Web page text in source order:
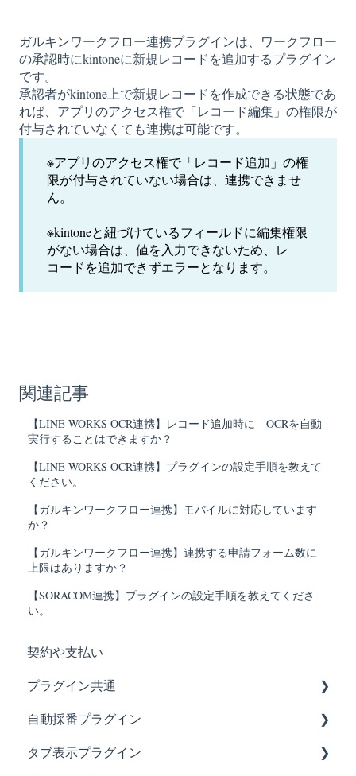
ガルキンワークフロー連携プラグインは、ワークフロー
の承認時にkintoneに新規レコードを追加するプラグイン
です。
承認者がkintone上で新規レコードを作成できる状態であ
れば、アプリのアクセス権で「レコード編集」の権限が
付与されていなくても連携は可能です。
※アプリのアクセス権で「レコード追加」の権
限が付与されていない場合は、連携できませ
ん。
※kintoneと紐づけているフィールドに編集権限
がない場合は、値を入力できないため、レ
コードを追加できずエラーとなります。
関連記事
【LINE WORKS OCR連携】レコード追加時に OCRを自動
実行することはできますか？
【LINE WORKS OCR連携】プラグインの設定手順を教えて
ください。
【ガルキンワークフロー連携】モバイルに対応しています
か？
【ガルキンワークフロー連携】連携する申請フォーム数に
上限はありますか？
【SORACOM連携】プラグインの設定手順を教えてくださ
い。
契約や支払い
プラグイン共通
試用・契約・ライセンスについて知りたい時は？
あれ？不具合かなと思った時は？
自動採番プラグイン
あれ？不具合かなと思った時は？
タブ表示プラグイン